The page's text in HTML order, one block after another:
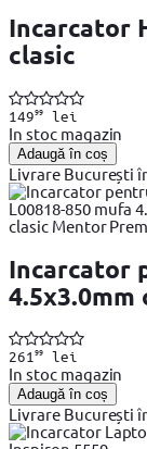
Incarcator
clasic
14999lei
In stoc magazin
Adaugă în coș
Livrare București
Incarcator
261 99lei
In stoc magazin
Adaugă în coș
Livrare București